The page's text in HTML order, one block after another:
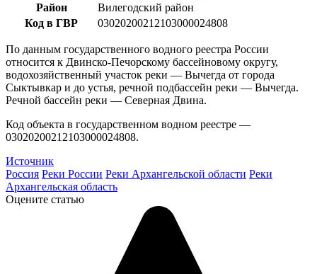
Район
Вилегодский район
Код в ГВР
03020200212103000024808
По данным государственного водного реестра России
относится к Двинско-Печорскому бассейновому округу,
водохозяйственный участок реки — Вычегда от города
Сыктывкар и до устья, речной подбассейн реки — Вычегда.
Речной бассейн реки — Северная Двина.
Код объекта в государственном водном реестре —
03020200212103000024808.
Источник
Россия Реки России Реки Архангельской области Реки
Архангельская область
Оцените статью